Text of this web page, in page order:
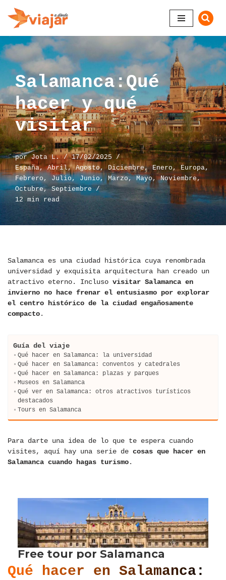
Saltar
al
contenido
Salamanca:Qué
hacer y qué
visitar￼
porJota L.
17/02/2025
España,Abril,Agosto,Diciembre,Enero,Europa,
Febrero ,Julio,Junio, Marzo ,Mayo,Noviembre,
Octubre,Septiembre
12 min read
Salamanca es una ciudad histórica cuya renombrada
universidad y exquisita arquitectura han creado un
atractivo eterno. Incluso visitar Salamanca en
invierno no hace frenar el entusiasmo por explorar
el centro histórico de la ciudad engañosamente
compacto.
Guía del viaje
Qué hacer en Salamanca: la universidad
Qué hacer en Salamanca: conventos y catedrales
Qué hacer en Salamanca: plazas y parques
Museos en Salamanca
Qué ver en Salamanca: otros atractivos turísticos
destacados
Tours en Salamanca
Para darte una idea de lo que te espera cuando
visites, aquí hay una serie de cosas que hacer en
Salamanca cuando hagas turismo.
Qué hacer en Salamanca: